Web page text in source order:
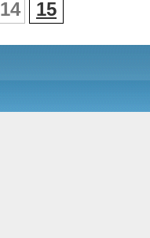
14 15